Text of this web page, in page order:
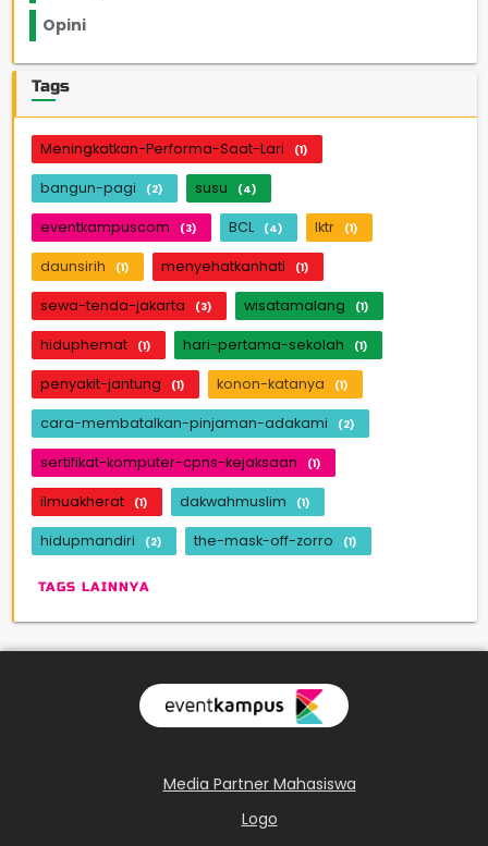
Opini
Tags
Meningkatkan-Performa-Saat-Lari (1)
bangun-pagi (2) susu (4)
eventkampuscom (3) BCL (4) lktr (1)
daunsirih (1) menyehatkanhati (1)
sewa-tenda-jakarta (3) wisatamalang (1)
hiduphemat (1) hari-pertama-sekolah (1)
penyakit-jantung (1) konon-katanya (1)
cara-membatalkan-pinjaman-adakami (2)
sertifikat-komputer-cpns-kejaksaan (1)
ilmuakherat (1) dakwahmuslim (1)
hidupmandiri (2) the-mask-off-zorro (1)
TAGS LAINNYA
Media Partner Mahasiswa
Logo